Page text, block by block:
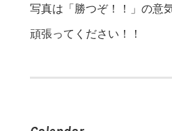
写真は「勝つぞ！！」の意
頑張ってください！！